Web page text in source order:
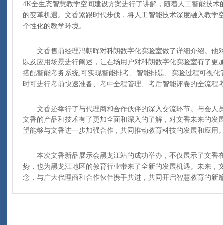
4K全生态智慧教学空间建设方案进行了讲解，随着人工智能技
的变革机遇。文香紧跟时代步伐，将人工智能技术深度融入教学
个性化的教学环境。
文香售前经理冯朝晖对科朗数字化实验室做了详细介绍。他
以及应用场景进行阐述，让在场用户对科朗数字化实验室有了更
搭配智能考务系统,可实现智能排考、智能排题、实验过程可视
时可进行考前快速准备、考中全程管理、考后智能评卷的全流程
文香还举行了与代理商和合作伙伴的深入交流环节。与会人
文香的产品和技术有了更加全面和深入的了解，对文香未来的发
望能够与文香进一步加强合作，共同推动教育科技的发展和应用
本次文香新品展示会黑龙江站的成功举办，不仅展示了文香
势，也为黑龙江地区的教育行业带来了全新的发展机遇。未来，
念，与广大代理商和合作伙伴携手共进，共同开启智慧教育的新